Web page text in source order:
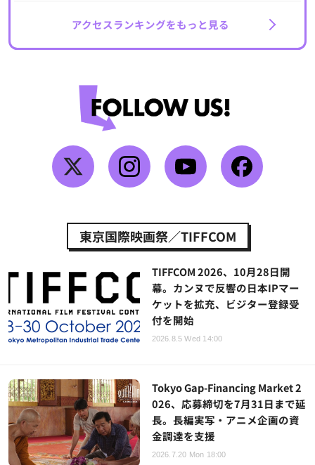
アクセスランキングをもっと見る
東京国際映画祭／TIFFCOM
TIFFCOM 2026、10月28日開
幕。カンヌで反響の日本IPマー
ケットを拡充、ビジター登録受
付を開始
2026.8.5 Wed 14:00
Tokyo Gap-Financing Market 2
026、応募締切を7月31日まで延
長。長編実写・アニメ企画の資
金調達を支援
2026.7.20 Mon 18:00